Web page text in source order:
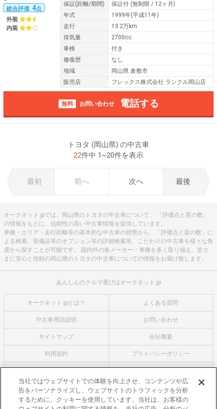
総合評価 4点
外装
内装
保証(距離/期間) 保証付 (無制限 / 12ヶ月)
年式
1999年(平成11年)
走行
13.2万km
排気量
2700cc
車検
付き
修復歴
なし
地域
岡山県 倉敷市
販売店
フレックス株式会社 ランクル岡山店
無料 お問い合わせ 電話する
トヨタ (岡山県) の中古車
22件中 1~20件を表示
最初 前へ 次へ 最後
オークネット.jpでは、岡山県のトヨタの中古車について、 「評価点と星の数」
の情報をもとに、信頼性の高い中古車情報を提供しています。
車種・エリア・走行距離等の基本的な中古車の状態から、「評価点と星の数」に
よる検索、装備品等のオプション等の詳細検索等、こだわりの中古車を様々な角
度から探すことが可能です。 国内外の各メーカー・車種を多く取り揃え、皆さ
まに安心と信頼の岡山県のトヨタの中古車についての情報をお届け致します。
あんしんのクルマ選びはオークネット.jp
オークネット.jpとは？ よくある質問
中古車用語説明 お問い合わせ
サイトマップ 会社概要
利用規約 プライバシーポリシー
オークネットのその他のサービス
バイク関連サービス
当社ではウェブサイトでの体験を向上させ、コンテンツや広
告をパーソナライズし、ウェブサイトのトラフィックを分析
するために、クッキーを使用しています。当社は、お客様の